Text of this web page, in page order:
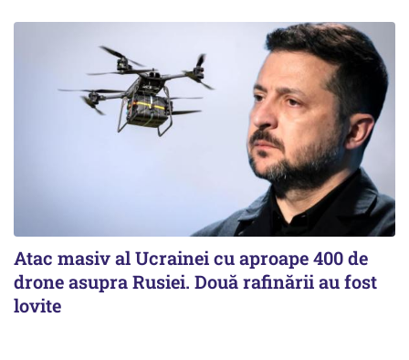
Atac masiv al Ucrainei cu aproape 400 de
drone asupra Rusiei. Două rafinării au fost
lovite